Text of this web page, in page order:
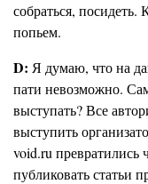
собраться, посидеть.
попьем.
D: Я думаю, что на
пати невозможно.
выступать? Все
выступить
void.ru превратились
публиковать статьи